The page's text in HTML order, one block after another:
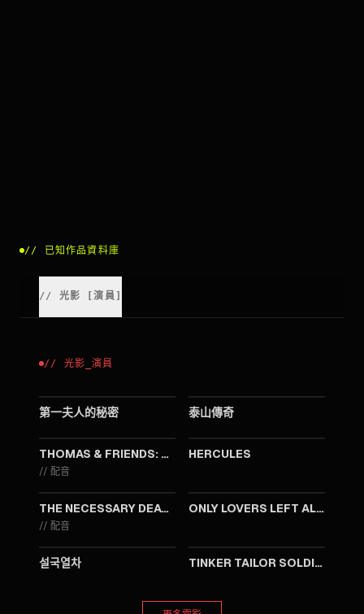
// 已知作品資料庫
// 光影 [演員
// 光影 _演員
第一夫人的秘密 泰山傳奇
THOMAS & FRIENDS: SODOR'S LEGEND OF THE LOST TREASURE
// 配音
HERCULES
THE NECESSARY DEATH OF CHARLIE COUNTRYMAN
// 配音
ONLY LOVERS LEFT ALIVE
설국열차 TINKER TAILOR SOLDIER SPY